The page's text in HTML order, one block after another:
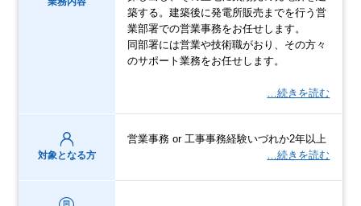
築する。建築後に発電所販売までを行う営
業部署での営業事務をお任せします。
同部署には営業や技術職がおり、その方々
のサポート業務をお任せします。
…続きを読む
対象となる方
営業事務 or 工事事務経験いづれか2年以上
…続きを読む